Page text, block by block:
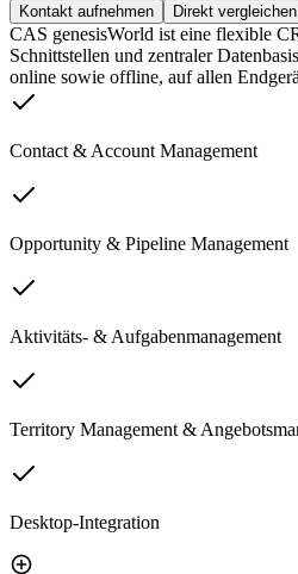
Kontakt aufnehmen Direkt vergleichen
CAS genesisWorld ist eine flexible
Schnittstellen und zentraler
online sowie offline, auf allen
Contact & Account Management
Opportunity & Pipeline Management
Aktivitäts- & Aufgabenmanagement
Territory Management &
Desktop-Integration